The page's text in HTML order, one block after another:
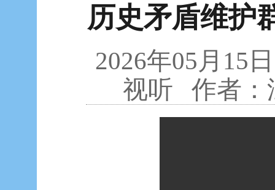
历史矛盾维护
2026年05月15
视听 作者：